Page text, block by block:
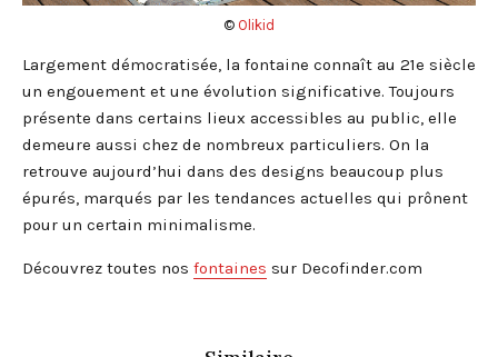
© Olikid
Largement démocratisée, la fontaine connaît au 21e siècle
un engouement et une évolution significative. Toujours
présente dans certains lieux accessibles au public, elle
demeure aussi chez de nombreux particuliers. On la
retrouve aujourd’hui dans des designs beaucoup plus
épurés, marqués par les tendances actuelles qui prônent
pour un certain minimalisme.
Découvrez toutes nos fontaines sur Decofinder.com